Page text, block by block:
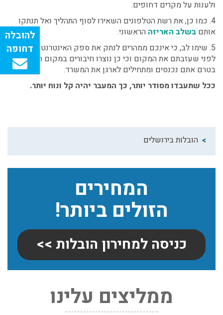
הובלות בירושלים
המחירים
הזולים ביותר!
כניסה למחירון הובלות >>
ממליצים עלינו
שירותי אריזה:
לפני שמתבצעת ההובלה צריכים לדאוג לארוז את הכל כמו
ולענות על מקרים דחופים.
4. כמו כן, את רשת הטלפונים השאירו לסוף התהליך ואל תנתקו
אותם בשלב האריזה הראשוני.
5. שימו לב, כי אינכם ממהרים לנתק את ספק האינטרנט והטלפון
לפני שעזבתם את המקום וכי כן נוצרו חיבורים במקום החדש,
בטרם אתם נכנסים ומתחילים לארגן את המשרד.
ככל שתעבדו מסודר יותר, כך המעבר יהיה קל ונוח יותר.